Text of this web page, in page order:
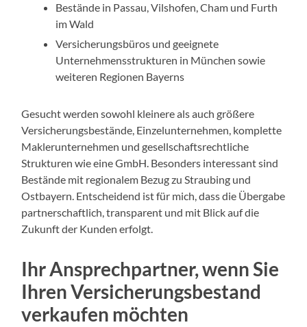
Bestände in Passau, Vilshofen, Cham und Furth
im Wald
Versicherungsbüros und geeignete
Unternehmensstrukturen in München sowie
weiteren Regionen Bayerns
Gesucht werden sowohl kleinere als auch größere
Versicherungsbestände, Einzelunternehmen, komplette
Maklerunternehmen und gesellschaftsrechtliche
Strukturen wie eine GmbH. Besonders interessant sind
Bestände mit regionalem Bezug zu Straubing und
Ostbayern. Entscheidend ist für mich, dass die Übergabe
partnerschaftlich, transparent und mit Blick auf die
Zukunft der Kunden erfolgt.
Ihr Ansprechpartner, wenn Sie
Ihren Versicherungsbestand
verkaufen möchten